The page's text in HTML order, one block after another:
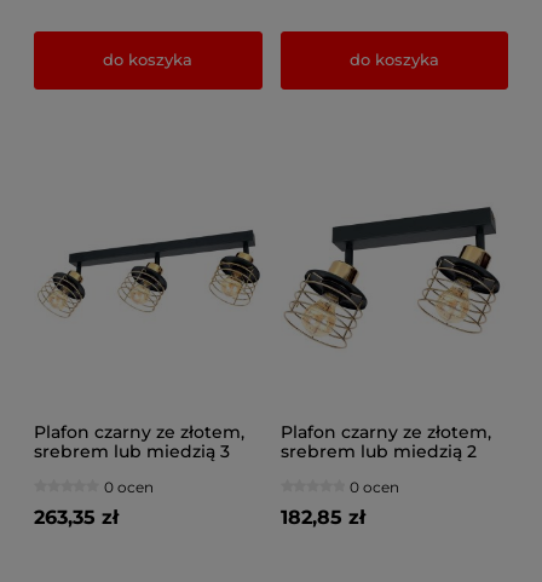
do koszyka do koszyka
Plafon czarny ze złotem,
srebrem lub miedzią 3
przegubach
0 ocen
263,35 zł
Plafon czarny ze złotem,
srebrem lub miedzią 2
przegubach
0 ocen
182,85 zł